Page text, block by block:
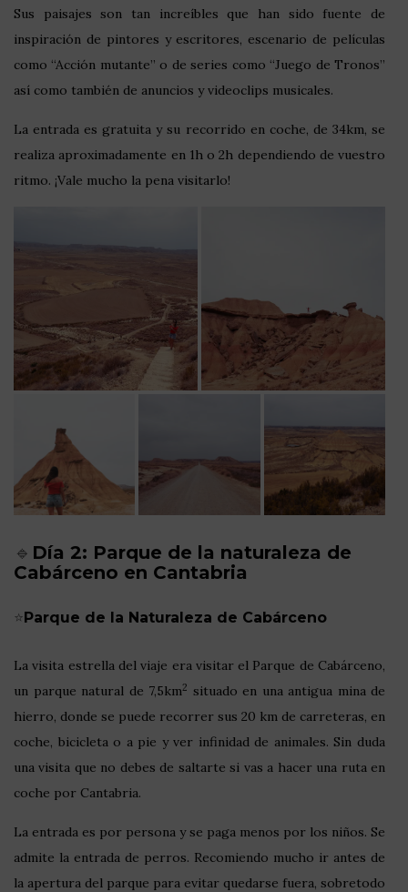
Sus paisajes son tan increíbles que han sido fuente de
inspiración de pintores y escritores, escenario de películas
como “Acción mutante” o de series como “Juego de Tronos”
así como también de anuncios y videoclips musicales.
La entrada es gratuita y su recorrido en coche, de 34km, se
realiza aproximadamente en 1h o 2h dependiendo de vuestro
ritmo. ¡Vale mucho la pena visitarlo!
🔹 Día 2: Parque de la naturaleza de
Cabárceno en Cantabria
⭐ Parque de la Naturaleza de Cabárceno
La visita estrella del viaje era visitar el Parque de Cabárceno,
un parque natural de 7,5km2 situado en una antigua mina de
hierro, donde se puede recorrer sus 20 km de carreteras, en
coche, bicicleta o a pie y ver infinidad de animales. Sin duda
una visita que no debes de saltarte si vas a hacer una ruta en
coche por Cantabria.
La entrada es por persona y se paga menos por los niños. Se
admite la entrada de perros. Recomiendo mucho ir antes de
la apertura del parque para evitar quedarse fuera, sobretodo